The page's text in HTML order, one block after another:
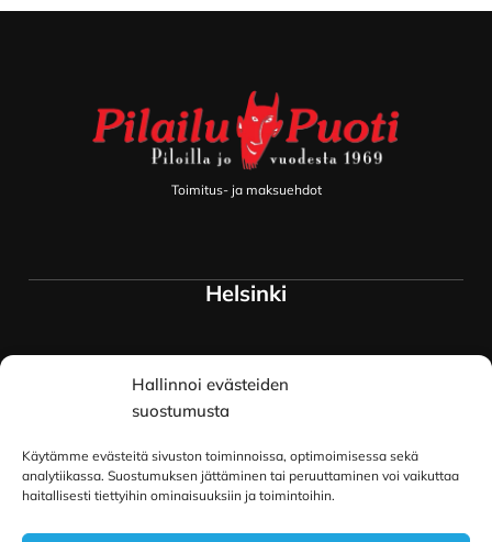
Hallinnoi evästeiden
suostumusta
Käytämme evästeitä sivuston toiminnoissa, optimoimisessa sekä
analytiikassa. Suostumuksen jättäminen tai peruuttaminen voi vaikuttaa
haitallisesti tiettyihin ominaisuuksiin ja toimintoihin.
Toimitus- ja maksuehdot
Helsinki
Myymälä ja keskusvarasto
Siltavuorenranta 18
00170 Helsinki
Oulu